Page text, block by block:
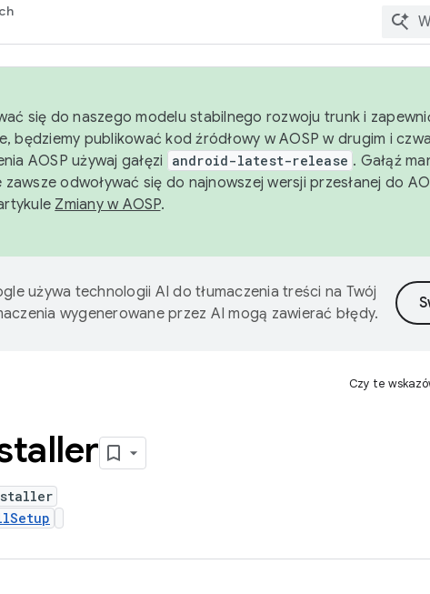
się do naszego modelu stabilnego rozwoju trunk i
będziemy publikować kod źródłowy w AOSP w drugim i
AOSP używaj gałęzi
android-latest-release . Gałąź
zawsze odwoływać się do najnowszej wersji przesłanej do
Zmiany w AOSP.
używa technologii AI do tłumaczenia treści na Twój
wygenerowane przez AI mogą zawierać błędy.
Czy te